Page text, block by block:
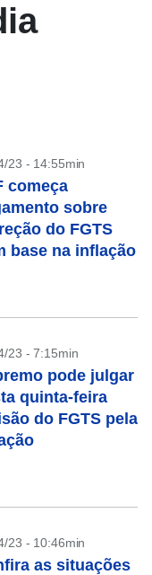
23 - 14:55min
começa
sobre
do FGTS
base na inflação
23 - 7:15min
pode julgar
quinta-feira
do FGTS pela
23 - 10:46min
as situações